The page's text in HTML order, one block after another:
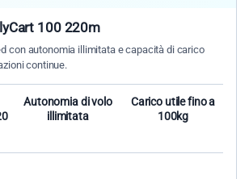
100 220m
con autonomia illimitata e capacità di carico
continue.
Autonomia di volo
illimitata
Carico utile fino a
100kg